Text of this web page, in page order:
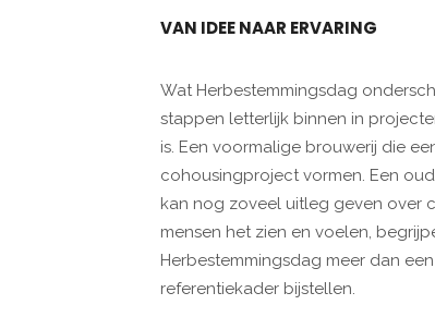
VAN IDEE NAAR ERVARING
Wat Herbestemmingsdag
stappen letterlijk binnen in
is. Een voormalige brouwerij die
cohousingproject vormen. Een
kan nog zoveel uitleg geven over
mensen het zien en voelen,
Herbestemmingsdag meer dan
referentiekader bijstellen.